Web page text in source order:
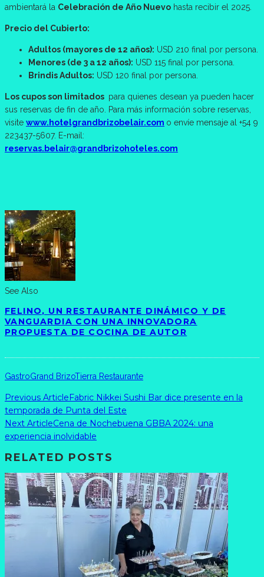
ambientará la Celebración de Año Nuevo hasta recibir el 2025.
Precio del Cubierto:
Adultos (mayores de 12 años): USD 210 final por persona.
Menores (de 3 a 12 años): USD 115 final por persona.
Brindis Adultos: USD 120 final por persona.
Los cupos son limitados para quienes desean ya pueden hacer
sus reservas de fin de año. Para más información sobre reservas,
visite www.hotelgrandbrizobelair.com o envíe mensaje al +54 9
223437-5607. E-mail:
reservas.belair@grandbrizohoteles.com
See Also
FELINO, UN RESTAURANTE DINÁMICO Y DE
VANGUARDIA CON UNA INNOVADORA
PROPUESTA DE COCINA DE AUTOR
GastroGrand BrizoTierra Restaurante
Previous Article Fabric Nikkei Sushi Bar dice presente en la
temporada de Punta del Este
Next ArticleCena de Nochebuena GBBA 2024: una
experiencia inolvidable
RELATED POSTS